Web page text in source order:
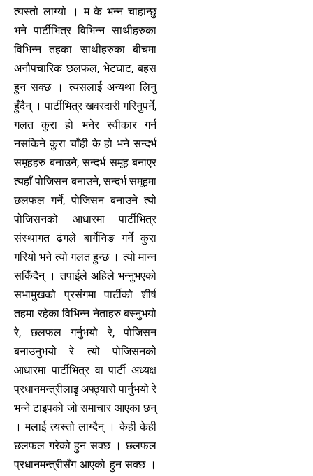
त्यस्तो लाग्यो । म के भन्न चाहान्छु
भने पार्टीभित्र विभिन्न साथीहरुका
विभिन्न तहका साथीहरुका बीचमा
अनौपचारिक छलफल, भेटघाट, बहस
हुन सक्छ । त्यसलाई अन्यथा लिनु
हुँदैन् । पार्टीभित्र खवरदारी गरिनुपर्ने,
गलत कुरा हो भनेर स्वीकार गर्न
नसकिने कुरा चाँही के हो भने सन्दर्भ
समूहहरु बनाउने, सन्दर्भ समूह बनाएर
त्यहाँ पोजिसन बनाउने, सन्दर्भ समूहमा
छलफल गर्ने, पोजिसन बनाउने त्यो
पोजिसनको आधारमा पार्टीभित्र
संस्थागत ढंगले बार्गेनिङ गर्ने कुरा
गरियो भने त्यो गलत हुन्छ । त्यो मान्न
सकिँदैन् । तपाईले अहिले भन्नुभएको
सभामुखको प्रसंगमा पार्टीको शीर्ष
तहमा रहेका विभिन्न नेताहरु बस्नुभयो
रे, छलफल गर्नुभयो रे, पोजिसन
बनाउनुभयो रे त्यो पोजिसनको
आधारमा पार्टीभित्र वा पार्टी अध्यक्ष
प्रधानमन्त्रीलाइृ अफ्ठ्यारो पार्नुभयो रे
भन्ने टाइपको जो समाचार आएका छन्
। मलाई त्यस्तो लाग्दैन् । केही केही
छलफल गरेको हुन सक्छ । छलफल
प्रधानमन्त्रीसँग आएको हुन सक्छ ।